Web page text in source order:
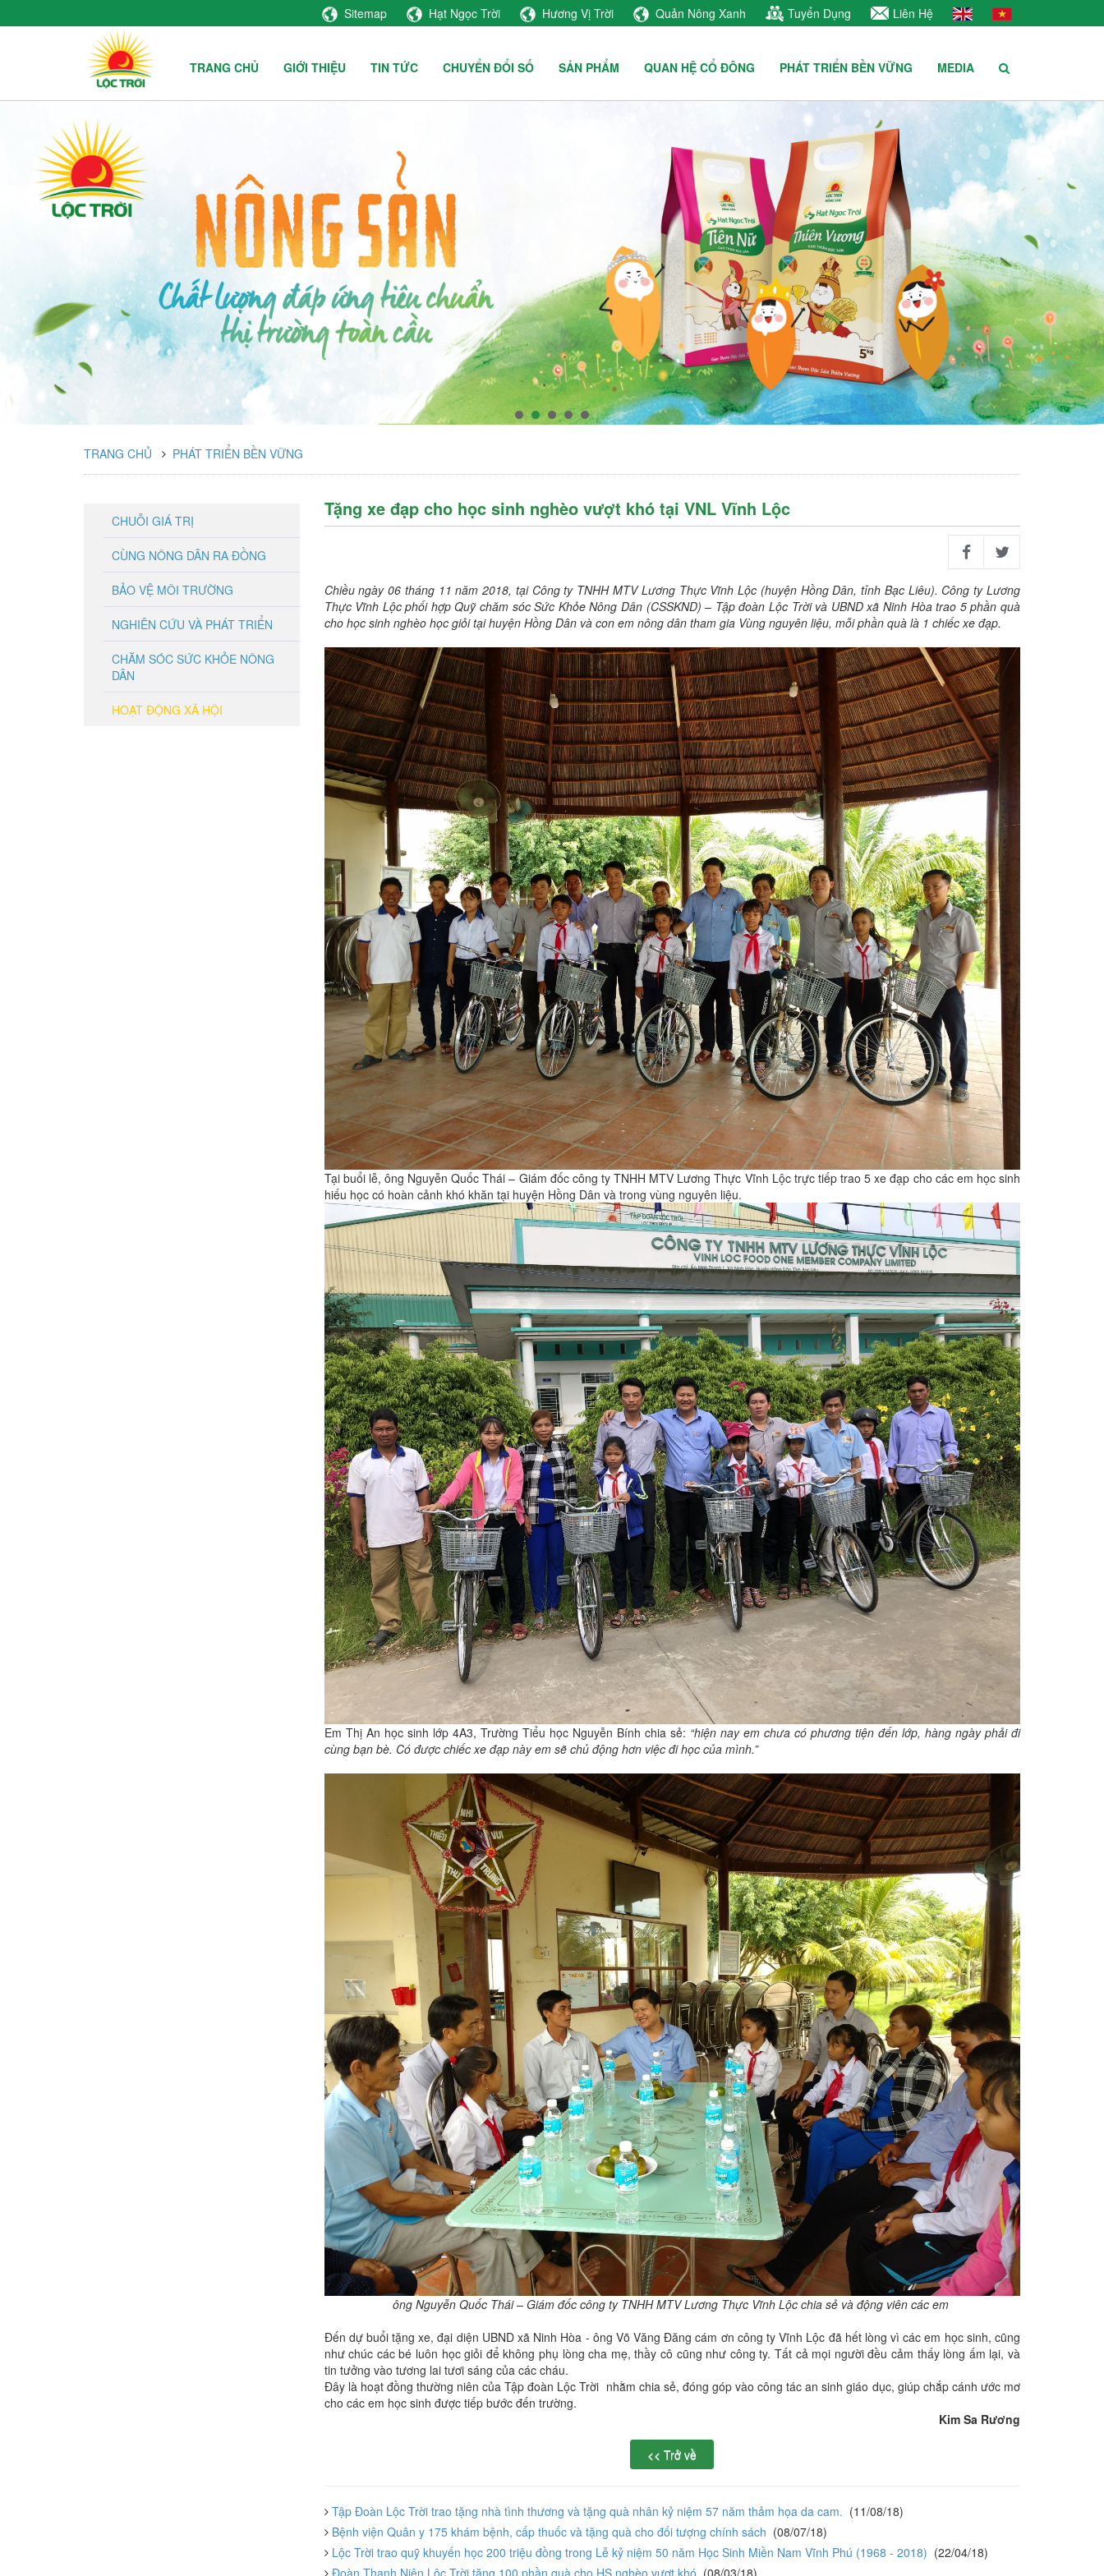
Sitemap Hạt Ngọc Trời Hương Vị Trời Quản Nông Xanh Tuyển Dụng Liên Hệ
TRANG CHỦ GIỚI THIỆU TIN TỨC CHUYỂN ĐỔI SỐ SẢN PHẨM QUAN HỆ CỔ ĐÔNG PHÁT TRIỂN BỀN VỮNG MEDIA
TRANG CHỦ PHÁT TRIỂN BỀN VỮNG
CHUỖI GIÁ TRỊ
CÙNG NÔNG DÂN RA ĐỒNG
BẢO VỆ MÔI TRƯỜNG
NGHIÊN CỨU VÀ PHÁT TRIỂN
CHĂM SÓC SỨC KHỎE NÔNG
DÂN
HOẠT ĐỘNG XÃ HỘI
Tặng xe đạp cho học sinh nghèo vượt khó tại VNL Vĩnh Lộc
Chiều ngày 06 tháng 11 năm 2018, tại Công ty TNHH MTV Lương Thực Vĩnh Lộc (huyện Hồng Dân, tỉnh Bạc Liêu). Công ty Lương
Thực Vĩnh Lộc phối hợp Quỹ chăm sóc Sức Khỏe Nông Dân (CSSKND) – Tập đoàn Lộc Trời và UBND xã Ninh Hòa trao 5 phần quà
cho học sinh nghèo học giỏi tại huyện Hồng Dân và con em nông dân tham gia Vùng nguyên liệu, mỗi phần quà là 1 chiếc xe đạp.
Tại buổi lễ, ông Nguyễn Quốc Thái – Giám đốc công ty TNHH MTV Lương Thực Vĩnh Lộc trực tiếp trao 5 xe đạp cho các em học sinh
hiếu học có hoàn cảnh khó khăn tại huyện Hồng Dân và trong vùng nguyên liệu.
Em Thị An học sinh lớp 4A3, Trường Tiểu học Nguyễn Bính chia sẻ: “hiện nay em chưa có phương tiện đến lớp, hàng ngày phải đi
cùng bạn bè. Có được chiếc xe đạp này em sẽ chủ động hơn việc đi học của mình.”
ông Nguyễn Quốc Thái – Giám đốc công ty TNHH MTV Lương Thực Vĩnh Lộc chia sẻ và động viên các em
Đến dự buổi tặng xe, đại diện UBND xã Ninh Hòa - ông Võ Văng Đăng cám ơn công ty Vĩnh Lộc đã hết lòng vì các em học sinh, cũng
như chúc các bé luôn học giỏi để không phụ lòng cha mẹ, thầy cô cũng như công ty. Tất cả mọi người đều cảm thấy lòng ấm lại, và
tin tưởng vào tương lai tươi sáng của các cháu.
Đây là hoạt đồng thường niên của Tập đoàn Lộc Trời nhằm chia sẻ, đóng góp vào công tác an sinh giáo dục, giúp chắp cánh ước mơ
cho các em học sinh được tiếp bước đến trường.
Kim Sa Rương
Tập Đoàn Lộc Trời trao tặng nhà tình thương và tặng quà nhân kỷ niệm 57 năm thảm họa da cam. (11/08/18)
Bệnh viện Quân y 175 khám bệnh, cấp thuốc và tặng quà cho đối tượng chính sách (08/07/18)
Lộc Trời trao quỹ khuyến học 200 triệu đồng trong Lễ kỷ niệm 50 năm Học Sinh Miền Nam Vĩnh Phú (1968 - 2018) (22/04/18)
Đoàn Thanh Niên Lộc Trời tặng 100 phần quà cho HS nghèo vượt khó (08/03/18)